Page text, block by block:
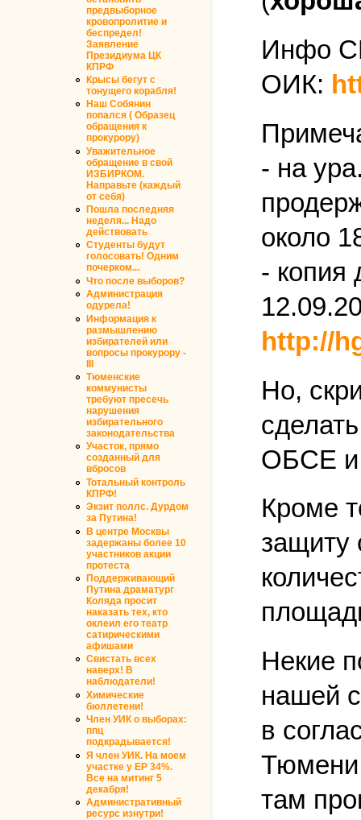
предвыборное
кровопролитие и
беспредел!
Заявление
Президиума ЦК
КПРФ
Крысы бегут с
тонущего корабля!
Наш Собянин
попался ( Образец
обращения к
прокурору)
Уважительное
обращение в свой
ИЗБИРКОМ.
Направьте (каждый
от себя)
Пошла последняя
неделя... Надо
действовать
Студенты будут
голосовать! Одним
почерком...
Что после выборов?
Администрация
одурела!
Информация к
размышлению
избирателей или
вопросы прокурору -
III
Тюменские
коммунисты
требуют пресечь
нарушения
избирательного
законодательства
Участок, прямо
созданный для
вбросов
Тотальный контроль
КПРФ!
Экзит поллс. Дурдом
за Путина!
В центре Москвы
задержаны более 10
участников акции
протеста
Поддерживающий
Путина драматург
Коляда просит
наказать тех, кто
оклеил его театр
сатирическими
афишами
Свистать всех
наверх! В
наблюдатели!
Химические
бюллетени!
Член УИК о выборах:
ппц
подкрадывается!
Я член УИК. На моем
участке у ЕР 34%.
Все на митинг 5
декабря!
Административный
ресурс изнутри!
Инфо
ОИК:
- на
около
- копия
http://
Но,
ОБСЕ и
Кроме
защиту
Некие
нашей
в
Тюмени
там